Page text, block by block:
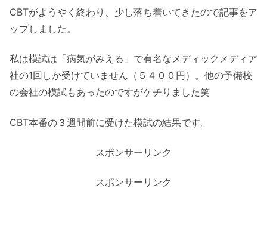
CBTがようやく終わり、少し落ち着いてきたので記事をア
ップしました。
私は模試は「病気がみえる」で有名なメディックメディア
社の1回しか受けていません（５４００円）。他の予備校
の会社の模試もあったのですがケチりました笑
CBT本番の３週間前に受けた模試の結果です。
スポンサーリンク
スポンサーリンク